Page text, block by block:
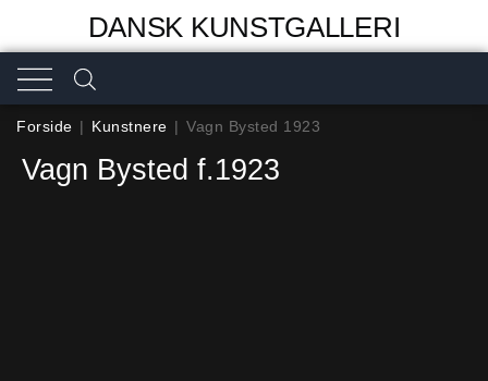
DANSK KUNSTGALLERI
Forside | Kunstnere | Vagn Bysted 1923
Vagn Bysted f.1923